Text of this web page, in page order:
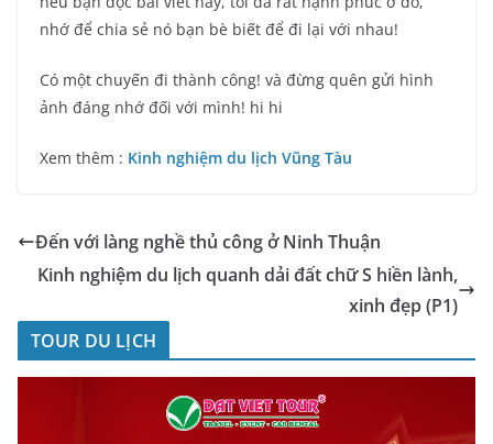
nhớ để chia sẻ nó bạn bè biết để đi lại với nhau!
Có một chuyến đi thành công! và đừng quên gửi hình
ảnh đáng nhớ đối với mình! hi hi
Xem thêm : Kinh nghiệm du lịch Vũng Tàu
Đến với làng nghề thủ công ở Ninh Thuận
Kinh nghiệm du lịch quanh dải đất chữ S hiền lành,
xinh đẹp (P1)
TOUR DU LỊCH